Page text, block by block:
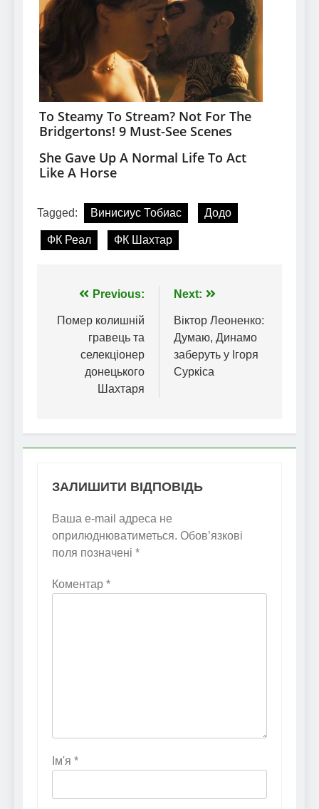
Tagged: Винисиус Тобиас Додо
ФК Реал ФК Шахтар
Навігація
записів
Previous:
Помер колишній
гравець та
селекціонер
донецького
Шахтаря
Next:
Віктор Леоненко:
Думаю, Динамо
заберуть у Ігоря
Суркіса
ЗАЛИШИТИ ВІДПОВІДЬ
Ваша e-mail адреса не
оприлюднюватиметься. Обов’язкові
поля позначені *
Коментар *
Ім'я *